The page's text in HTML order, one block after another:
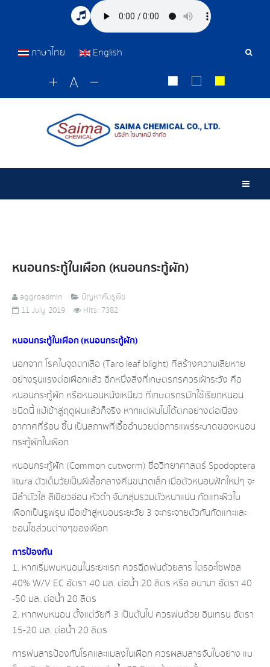
ภาษาไทย English
หนอนกระทู้ในเผือก (หนอนกระทู้ผัก)
aggroadmin
ปัญหาศัตรูพืช
11 July 2019
Hits: 7382
หนอนกระทู้ในเผือก (หนอนกระทู้ผัก)
นอกจาก​ โรคใบจุดตาเสือ​ (Taro leaf blight) ที่สร้างความเสียหาย
อย่างรุนแรงต่อเผือกแล้ว​ อีกหนึ่ง​สิ่งที่เกษตรกรควรเฝ้าระวัง​ คือ​
หนอนกระทู้​ผัก​ หรือหนอนหนังเหนียว​ ที่เกษตรกรมักใช้เรียกหนอน
ชนิดนี้ แม้เข้าสู่ฤดูฝน​แล้วก็จริง​ หากแต่ฝนไม่ได้ตกอย่างต่อเนื่อง​
อากาศ​ที่ร้อน​ ชื้น​ เป็นสภาพที่เอื้ออำนวยต่อการแพร่ระบาดของหนอน​
กระทู้​ผักในเผือก
หนอนกระทู้​ผัก​ (Common​ cutworm) ชื่อวิทยาศาสตร์​ Spodoptera​
litura ตัวเต็มวัยเป็นผีเสื้อกลางคืนขนาดเล็ก​ เมื่อตัวหนอนฟักใหม่ๆ​ จะ
มีลำตัวใส​ สีเขียวอ่อน​ หัวดำ​ จับกลุ่มรวมตัวหนาแน่น​ กัดแทะผิวใบ
เผือกเป็นรูพรุน​ เมื่อเข้าสู่หนอนระยะวัย​ 3 จะกระจายตัวกันกัดแทะและ
ชอนไช​ส่วนต่างๆของเผือก
การป้องกัน​
1. หากเริ่มพบหนอนในระยะแรก​ ควรฉีดพ่นด้วยสาร ไตรอะโซฟอส
40% W/V EC​ อัตรา​ 40​ มล.​ ต่อน้ำ​ 20​ ลิตร​ หรือ​ อบามา​ อัตรา​ 40​
-50​ มล.​ ต่อน้ำ​ 20 ลิตร​
2. หากพบหนอน​ ตั้งแต่วัย​ที่ 3 เป็นต้นไป​ ควรพ่นด้วย​ อินเทรน อัตรา​
15-20​ มล.​ ต่อน้ำ​ 20​ ลิตร
การพ่นสารป้องกันโรคและแมลงในเผือก​ ควรผสมสารจับใบ​อย่าง ​แบ